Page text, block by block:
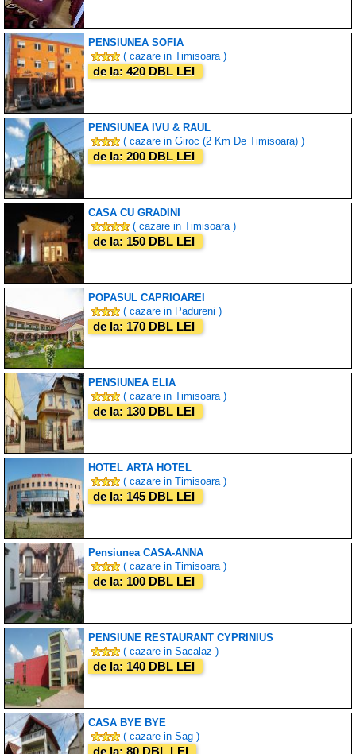
PENSIUNEA SOFIA
( cazare in Timisoara )
de la: 420 DBL LEI
PENSIUNEA IVU & RAUL
( cazare in Giroc (2 Km De Timisoara) )
de la: 200 DBL LEI
CASA CU GRADINI
( cazare in Timisoara )
de la: 150 DBL LEI
POPASUL CAPRIOAREI
( cazare in Padureni )
de la: 170 DBL LEI
PENSIUNEA ELIA
( cazare in Timisoara )
de la: 130 DBL LEI
HOTEL ARTA HOTEL
( cazare in Timisoara )
de la: 145 DBL LEI
Pensiunea CASA-ANNA
( cazare in Timisoara )
de la: 100 DBL LEI
PENSIUNE RESTAURANT CYPRINIUS
( cazare in Sacalaz )
de la: 140 DBL LEI
CASA BYE BYE
( cazare in Sag )
de la: 80 DBL LEI